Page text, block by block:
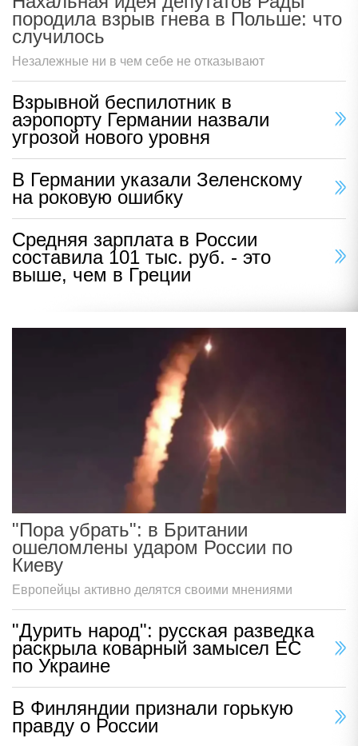
породила взрыв гнева в Польше: что
случилось
Незалежные ни в чем себе не отказывают
Взрывной беспилотник в
аэропорту Германии назвали
угрозой нового уровня
В Германии указали Зеленскому
на роковую ошибку
Средняя зарплата в России
составила 101 тыс. руб. - это
выше, чем в Греции
"Пора убрать": в Британии
ошеломлены ударом России по
Киеву
Европейцы активно делятся своими мнениями
"Дурить народ": русская разведка
раскрыла коварный замысел ЕС
по Украине
В Финляндии признали горькую
правду о России